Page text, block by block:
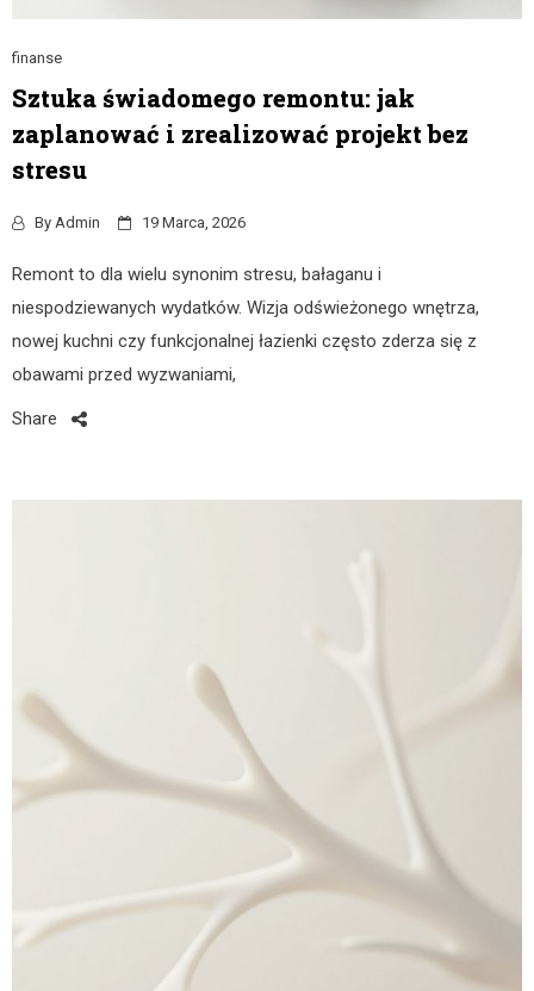
finanse
Sztuka świadomego remontu: jak
zaplanować i zrealizować projekt bez
stresu
By Admin 19 Marca, 2026
Remont to dla wielu synonim stresu, bałaganu i
niespodziewanych wydatków. Wizja odświeżonego wnętrza,
nowej kuchni czy funkcjonalnej łazienki często zderza się z
obawami przed wyzwaniami,
Share